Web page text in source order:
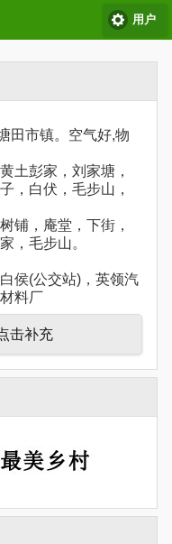
用户
田市镇。空气好,物
土彭家，刘家塘，
，白伏，毛步山，
铺，庵堂，下街，
，毛步山。
侯(公交站)，英领汽
料厂
击补充